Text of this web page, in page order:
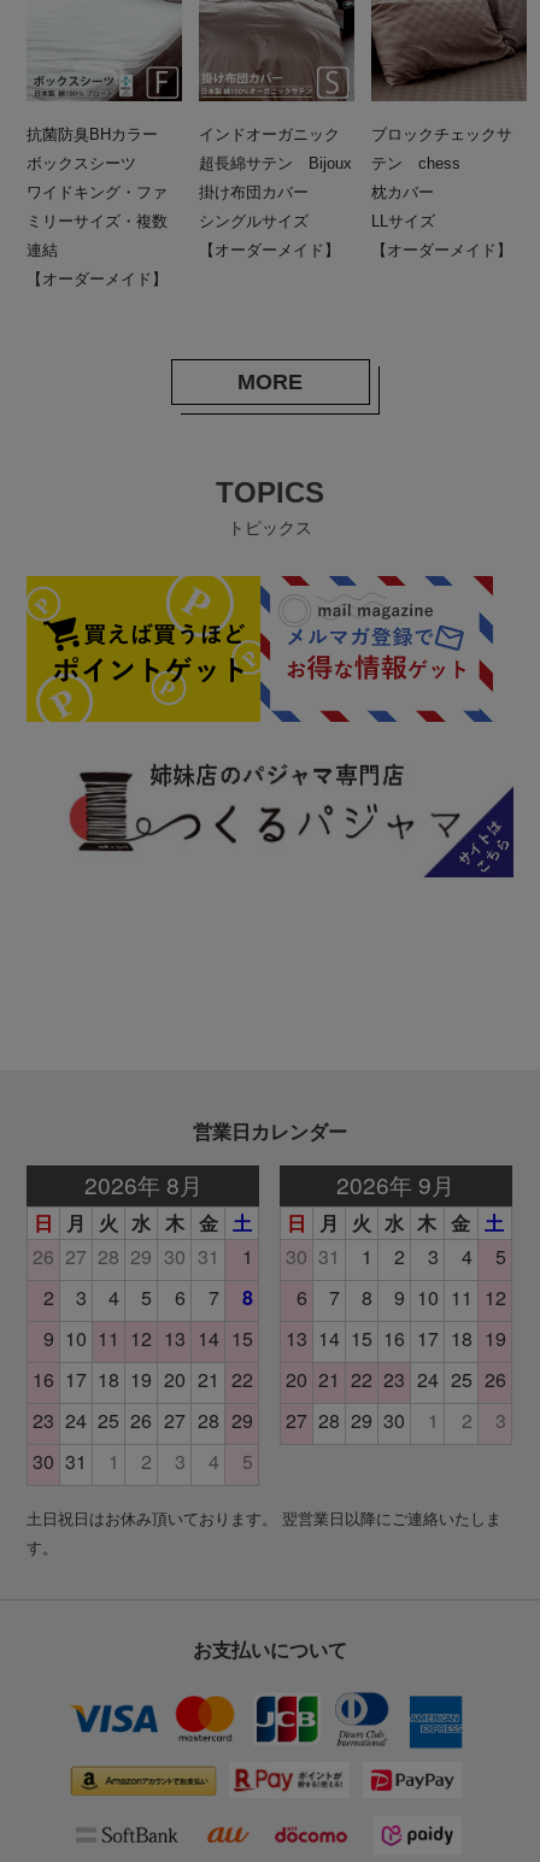
抗菌防臭BHカラー
ボックスシーツ
ワイドキング・ファ
ミリーサイズ・複数
連結
【オーダーメイド】
インドオーガニック
超長綿サテン Bijoux
掛け布団カバー
シングルサイズ
【オーダーメイド】
ブロックチェックサ
テン chess
枕カバー
LLサイズ
【オーダーメイド】
MORE
TOPICS
トピックス
営業日カレンダー
土日祝日はお休み頂いております。 翌営業日以降にご連絡いたしま
す。
お支払いについて